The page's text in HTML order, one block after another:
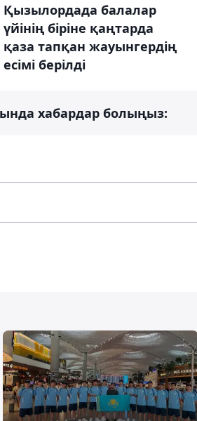
Қызылордада балалар
үйінің біріне қаңтарда
қаза тапқан жауынгердің
есімі берілді
хабардар болыңыз: